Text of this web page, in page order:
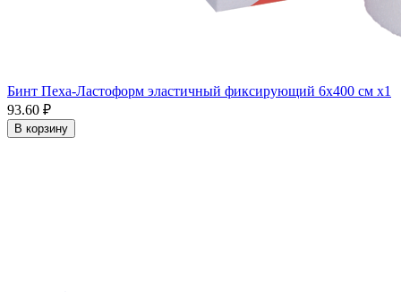
Бинт Пеха-Ластоформ эластичный фиксирующий 6х400 см x1
93.60 ₽
В корзину